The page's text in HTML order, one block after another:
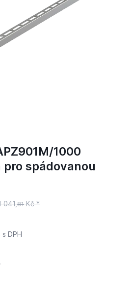
1000
spádovanou
041,81Kč *
s DPH